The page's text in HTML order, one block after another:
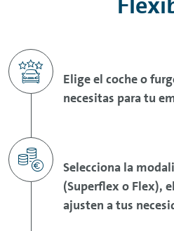
Elige el coche o
necesitas para tu
Selecciona la
(Superflex o Flex),
ajusten a tus